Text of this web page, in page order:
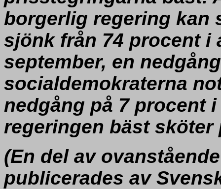
borgerlig regering kan
sjönk från 74 procent i
september, en
socialdemokraterna
nedgång på 7 procent
regeringen bäst sköter
(En del av
publicerades av